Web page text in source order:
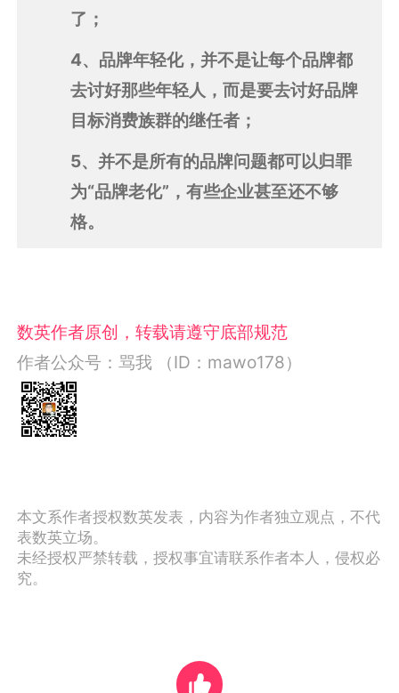
了；
4、品牌年轻化，并不是让每个品牌都
去讨好那些年轻人，而是要去讨好品牌
目标消费族群的继任者；
5、并不是所有的品牌问题都可以归罪
为“品牌老化”，有些企业甚至还不够
格。
数英作者原创，转载请遵守底部规范
作者公众号：骂我 （ID：mawo178）
本文系作者授权数英发表，内容为作者独立观点，不代
表数英立场。
未经授权严禁转载，授权事宜请联系作者本人，侵权必
究。